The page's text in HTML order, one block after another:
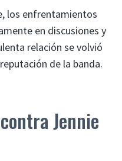
los enfrentamientos
en discusiones y
relación se volvió
de la banda.
Jennie